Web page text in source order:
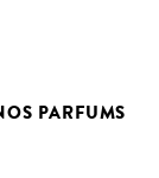
PARFUMS